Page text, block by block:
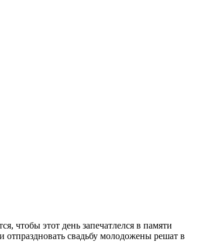
чтобы этот день запечатлелся в памяти
свадьбу молодожены решат в